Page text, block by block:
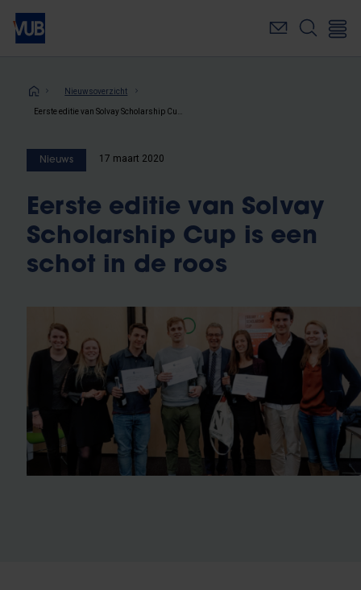
Overslaan
naar
inhoudKruimelpad
Nieuwsoverzicht
Nieuws 17 maart 2020
Eerste editie van Solvay
Scholarship Cup is een
schot in de roos